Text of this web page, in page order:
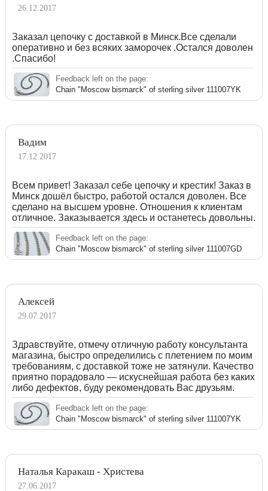
26.12.2017
Заказал цепочку с доставкой в Минск.Все сделали
оперативно и без всяких заморочек .Остался доволен
.Спасибо!
Feedback left on the page:
Chain "Moscow bismarck" of sterling silver 111007YK
Вадим
17.12.2017
Всем привет! Заказал себе цепочку и крестик! Заказ в
Минск дошёл быстро, работой остался доволен. Все
сделано на высшем уровне. Отношения к клиентам
отличное. Заказывается здесь и останетесь довольны.
Feedback left on the page:
Chain "Moscow bismarck" of sterling silver 111007GD
Алексей
29.07.2017
Здравствуйте, отмечу отличную работу консультанта
магазина, быстро определились с плетением по моим
требованиям, с доставкой тоже не затянули. Качество
приятно порадовало — искуснейшая работа без каких
либо дефектов, буду рекомендовать Вас друзьям.
Feedback left on the page:
Chain "Moscow bismarck" of sterling silver 111007YK
Наталья Каракаш - Христева
27.06.2017